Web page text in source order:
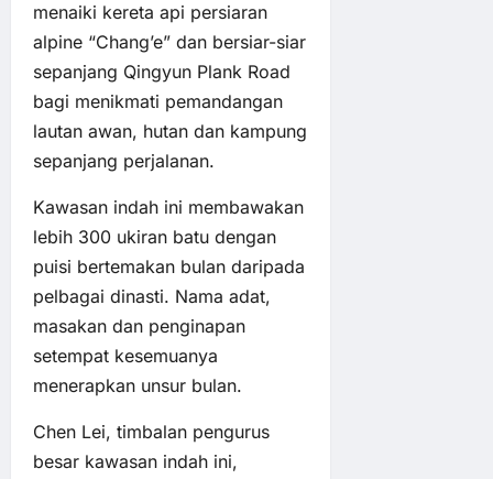
menaiki kereta api persiaran
alpine “Chang’e” dan bersiar-siar
sepanjang Qingyun Plank Road
bagi menikmati pemandangan
lautan awan, hutan dan kampung
sepanjang perjalanan.
Kawasan indah ini membawakan
lebih 300 ukiran batu dengan
puisi bertemakan bulan daripada
pelbagai dinasti. Nama adat,
masakan dan penginapan
setempat kesemuanya
menerapkan unsur bulan.
Chen Lei, timbalan pengurus
besar kawasan indah ini,